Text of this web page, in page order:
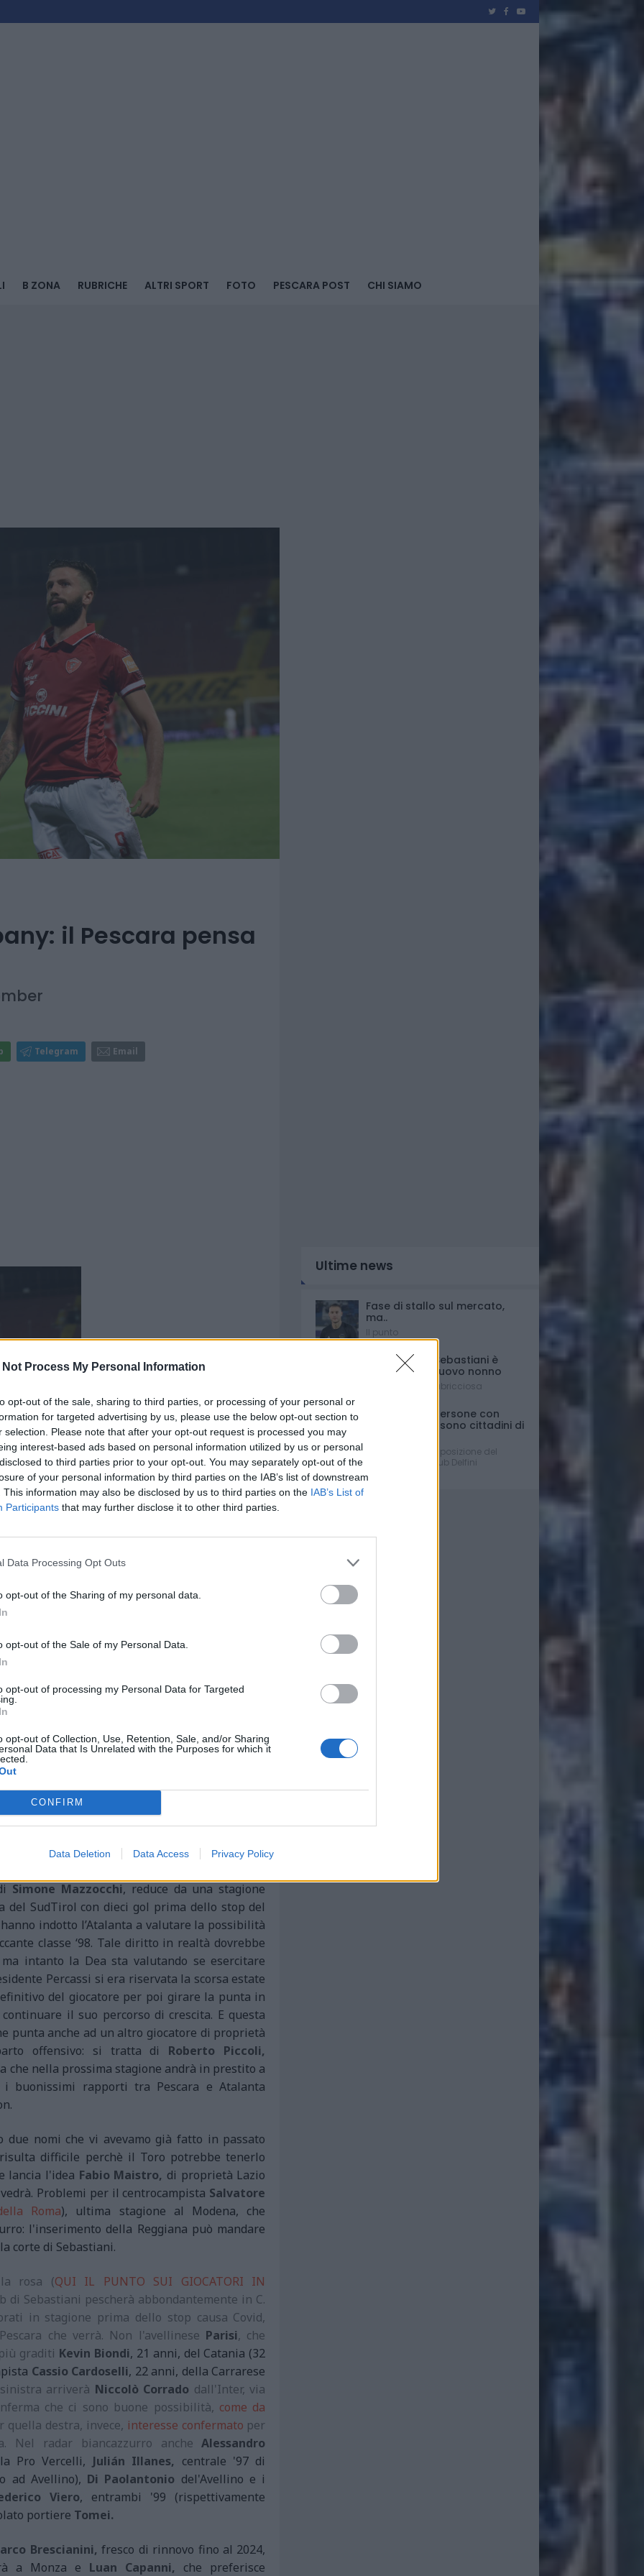
Not Process My Personal Information
opt-out of the sale, sharing to third parties, or processing of your personal or
for targeted advertising by us, please use the below opt-out section to
selection. Please note that after your opt-out request is processed you may
interest-based ads based on personal information utilized by us or personal
to third parties prior to your opt-out. You may separately opt-out of the
of your personal information by third parties on the IAB’s list of downstream
This information may also be disclosed by us to third parties on the IAB’s List of
Participants that may further disclose it to other third parties.
Data Processing Opt Outs
opt-out of the Sharing of my personal data.
opt-out of the Sale of my Personal Data.
opt-out of processing my Personal Data for Targeted
opt-out of Collection, Use, Retention, Sale, and/or Sharing
Data that Is Unrelated with the Purposes for which it
CONFIRM
Data Deletion Data Access Privacy Policy
B ZONA RUBRICHE ALTRI SPORT FOTO PESCARA POST CHI SIAMO
il Pescara pensa
Telegram Email
Conquistata la salvezza, il primo nodo da
e Caserta che sembrano i protagonisti del
da colui che sembrava solo un semplice
25% Caserta e altri insieme).
e l'obiettivo prioritario è una punta ed il
Iemmello
dei sanniti Oreste Vigorito
per quanto concerne l’aspetto economico ed il
Lippi, al momento temporeggia perchè ha
e via libera per il Pescara? I segnali
c'è mezza B a partire dal Lecce.Le alternative
Simone Mazzocchi, reduce da una stagione
del SudTirol con dieci gol prima dello stop del
indotto l’Atalanta a valutare la possibilità
classe ‘98. Tale diritto in realtà dovrebbe
intanto la Dea sta valutando se esercitare
Percassi si era riservata la scorsa estate
del giocatore per poi girare la punta in
il suo percorso di crescita. E questa
punta anche ad un altro giocatore di proprietà
offensivo: si tratta di
Roberto Piccoli,
che nella prossima stagione andrà in prestito a
i buonissimi rapporti tra Pescara e Atalanta
nomi che vi avevamo già fatto in passato
difficile perchè il Toro potrebbe tenerlo
lancia l'idea Fabio Maistro, di proprietà Lazio
Problemi per il centrocampista Salvatore
Roma), ultima stagione al Modena, che
l'inserimento della Reggiana può mandare
corte di Sebastiani.
rosa (QUI IL PUNTO SUI GIOCATORI IN
di Sebastiani pescherà abbondantemente in C.
in stagione prima dello stop causa Covid,
che verrà. Non l'avellinese Parisi, che
graditi Kevin Biondi, 21 anni, del Catania (32
Cassio Cardoselli, 22 anni, della Carrarese
arriverà Niccolò Corrado dall'Inter, via
che ci sono buone possibilità, come da
quella destra, invece, interesse confermato per
Nel radar biancazzurro ancheAlessandro
Pro Vercelli, Julián Illanes, centrale '97 di
ad Avellino), Di Paolantonio del'Avellino e i
Viero, entrambi '99 (rispettivamente
portiere Tomei.
Brescianini, fresco di rinnovo fino al 2024,
a Monza e Luan Capanni, che preferisce
Ultime news
Fase di stallo sul mercato,
ma..
Il punto
Il presidente Sebastiani è
diventato di nuovo nonno
È nato Lorenzo Labricciosa
Ferrante: "Le persone con
disabilità non sono cittadini di
La dura presa di posizione del
Presidente del Club Delfini
Determinati